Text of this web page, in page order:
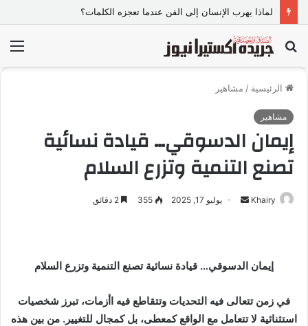
لماذا يهرب الإنسان إلى الفن عندما تعجزه الكلمات؟
بحث
عن
الرئيسية / مشاهير
مشاهير
إيمان الدسوقي… قيادة نسائية
تصنع التنمية وتزرع السلام
Khairy
ب
ي
يوليو 17, 2025 355
إيمان الدسوقي… قيادة نسائية تصنع التنمية وتزرع السلام
في زمن تتعالى فيه التحديات وتتقاطع فيه اأزمات، تبرز شخصيات
استثنائية لا تتعامل مع الواقع كمعطى، بل كمجال للتغيير. من بين هذه